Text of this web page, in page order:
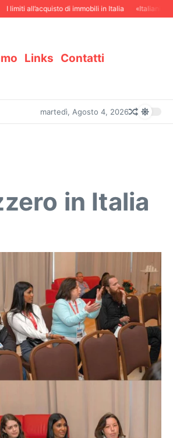
all’acquisto di immobili in Italia «Italiani in
Links Contatti
martedì, Agosto 4, 2026
in Italia